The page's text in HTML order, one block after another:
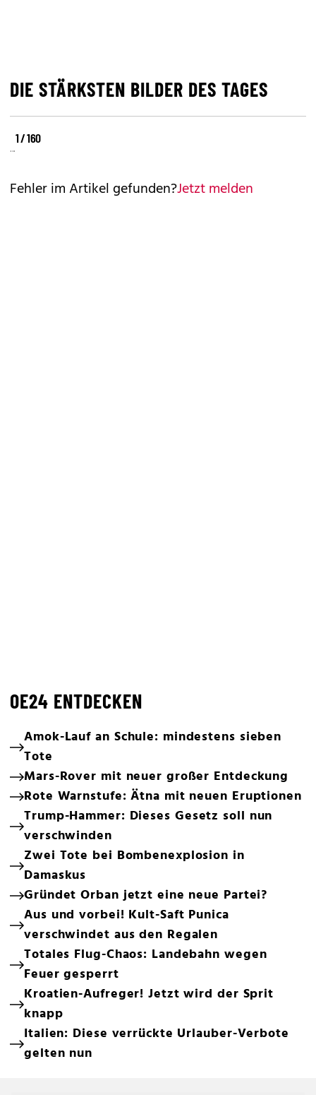
DIE STÄRKSTEN BILDER DES TAGES
1 / 160
©
REUTERS
©
REUTERS
©
REUTERS
Fehler im Artikel gefunden?Jetzt melden
OE24 ENTDECKEN
Amok-Lauf an Schule: mindestens sieben
Tote
Mars-Rover mit neuer großer Entdeckung
Rote Warnstufe: Ätna mit neuen Eruptionen
Trump-Hammer: Dieses Gesetz soll nun
verschwinden
Zwei Tote bei Bombenexplosion in
Damaskus
Gründet Orban jetzt eine neue Partei?
Aus und vorbei! Kult-Saft Punica
verschwindet aus den Regalen
Totales Flug-Chaos: Landebahn wegen
Feuer gesperrt
Kroatien-Aufreger! Jetzt wird der Sprit
knapp
Italien: Diese verrückte Urlauber-Verbote
gelten nun